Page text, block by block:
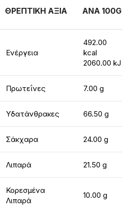
ΘΡΕΠΤΙΚΗ ΑΞΙΑ ΑΝΑ 100G
Ενέργεια
492.00
kcal
2060.00 kJ
Πρωτεΐνες 7.00 g
Υδατάνθρακες 66.50 g
Σάκχαρα 24.00 g
Λιπαρά 21.50 g
Κορεσμένα
Λιπαρά
10.00 g